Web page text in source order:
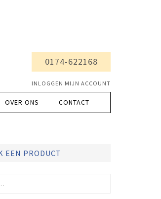
0174-622168
INLOGGEN MIJN ACCOUNT
OVER ONS CONTACT
EEN PRODUCT